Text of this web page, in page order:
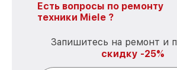
Есть вопросы по ремонту
техники Miele ?
Запишитесь на ремонт и
скидку -25%